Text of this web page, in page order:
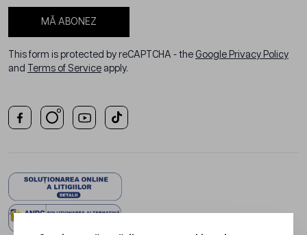
MĂ ABONEZ
This form is protected by reCAPTCHA - the Google Privacy Policy
and
Terms of Service apply.